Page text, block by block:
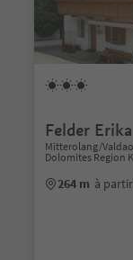
Felder Erika
Mitterolang/
Dolomites Region
264 m à